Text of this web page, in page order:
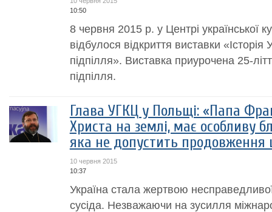
10:50
8 червня 2015 р. у Центрі української
відбулося відкриття виставки «Історія
підпілля». Виставка приурочена 25-
підпілля.
Глава УГКЦ у Польщі: «Папа
Христа на землі, має особливу
яка не допустить продовження
10 червня 2015
10:37
Україна стала жертвою несправедливої
сусіда. Незважаючи на зусилля